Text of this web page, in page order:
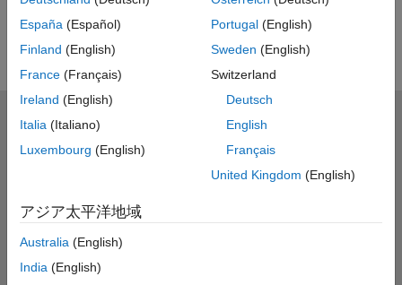
生
España (Español)
Finland (English)
France (Français)
Ireland (English)
Italia (Italiano)
Luxembourg (English)
Portugal(English)
Sweden (English)
Switzerland
Deutsch
English
Français
United Kingdom (English)
アジア太平洋地域
Australia (English)
India (English)
MathWorks
評価版の入手・製品の購入
使い方を学ぶ